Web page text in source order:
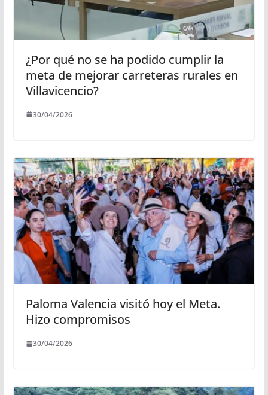
¿Por qué no se ha podido cumplir la
meta de mejorar carreteras rurales en
Villavicencio?
30/04/2026
Paloma Valencia visitó hoy el Meta.
Hizo compromisos
30/04/2026